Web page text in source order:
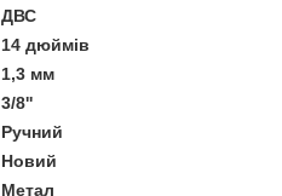
ДВС
14 дюймів
1,3 мм
3/8''
Ручний
Новий
Метал